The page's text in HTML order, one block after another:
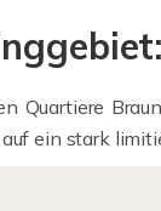
ein stark